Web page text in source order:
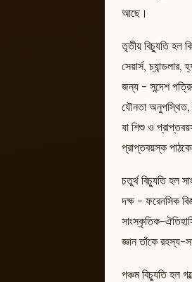
আছে।
তৃতীয় বিচ্যুতি হল
সেয়ার্স,
জন্য - সন্দেশ
যৌনতা অনুপস্থিত,
যা শিশু ও
প্রাপ্তবয়স্ক
চতুর্থ বিচ্যুতি হল
দক্ষ - ফরেনসিক
সাংস্কৃতিক-
জ্ঞান তাঁকে রহস্য-
পঞ্চম বিচ্যুতি হল